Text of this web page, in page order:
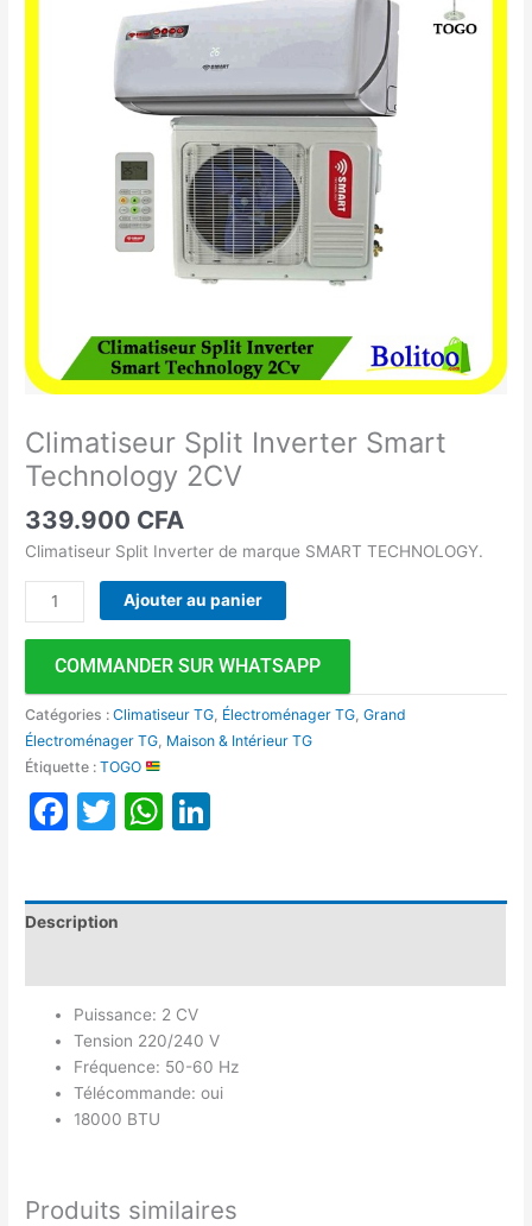
Climatiseur Split Inverter Smart
Technology 2CV
339.900 CFA
Climatiseur Split Inverter de marque SMART TECHNOLOGY.
Ajouter au panier
COMMANDER SUR WHATSAPP
Catégories :Climatiseur TG Électroménager TG ,Grand
Électroménager TG Maison & Intérieur TG
Étiquette :TOGO
Facebook
TwitterWhatsApp
Description
Puissance: 2 CV
Tension 220/240 V
Fréquence: 50-60 Hz
Télécommande: oui
18000 BTU
Produits similaires